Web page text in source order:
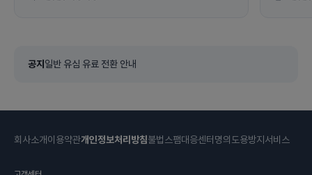
공지 일반 유심 유료 전환 안내
회사소개이용약관개인정보처리방침불법스팸대응센터 명의도용방지서비스